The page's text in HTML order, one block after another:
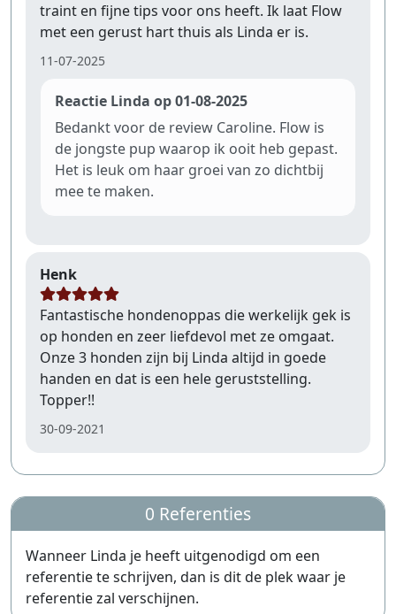
traint en fijne tips voor ons heeft. Ik laat Flow
met een gerust hart thuis als Linda er is.
11-07-2025
Reactie Linda op 01-08-2025
Bedankt voor de review Caroline. Flow is
de jongste pup waarop ik ooit heb gepast.
Het is leuk om haar groei van zo dichtbij
mee te maken.
Henk
Fantastische hondenoppas die werkelijk gek is
op honden en zeer liefdevol met ze omgaat.
Onze 3 honden zijn bij Linda altijd in goede
handen en dat is een hele geruststelling.
Topper!!
30-09-2021
0 Referenties
Wanneer Linda je heeft uitgenodigd om een
referentie te schrijven, dan is dit de plek waar je
referentie zal verschijnen.